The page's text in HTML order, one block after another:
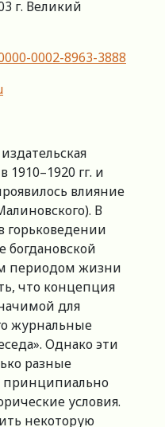
г. Великий
0002-8963-3888
1910–1920 гг. и
влияние
В
горьковедении
богдановской
периодом жизни
что концепция
для
журнальные
Однако эти
разные
принципиально
условия.
некоторую